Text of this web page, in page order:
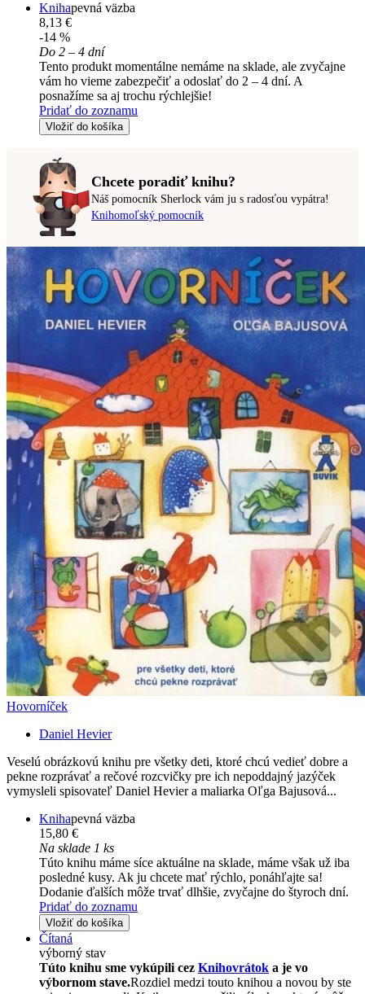
Knihapevná väzba
8,13 €
-14 %
Do 2 – 4 dní
Tento produkt momentálne nemáme na sklade, ale zvyčajne
vám ho vieme zabezpečiť a odoslať do 2 – 4 dní. A
posnažíme sa aj trochu rýchlejšie!
Pridať do zoznamu
Vložiť do košíka
Chcete poradiť knihu?
Náš pomocník Sherlock vám ju s radosťou vypátra!
Knihomoľský pomocník
Hovorníček
Daniel Hevier
Veselú obrázkovú knihu pre všetky deti, ktoré chcú vedieť dobre a
pekne rozprávať a rečové rozcvičky pre ich nepoddajný jazýček
vymysleli spisovateľ Daniel Hevier a maliarka Oľga Bajusová...
Knihapevná väzba
15,80 €
Na sklade 1 ks
Túto knihu máme síce aktuálne na sklade, máme však už iba
posledné kusy. Ak ju chcete mať rýchlo, ponáhľajte sa!
Dodanie ďalších môže trvať dlhšie, zvyčajne do štyroch dní.
Pridať do zoznamu
Vložiť do košíka
Čítaná
výborný stav
Túto knihu sme vykúpili cez Knihovrátok a je vo
výbornom stave.Rozdiel medzi touto knihou a novou by ste